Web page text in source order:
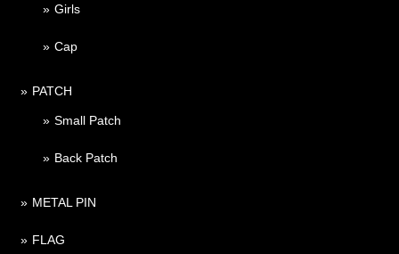
Girls
Cap
PATCH
Small Patch
Back Patch
METAL PIN
FLAG